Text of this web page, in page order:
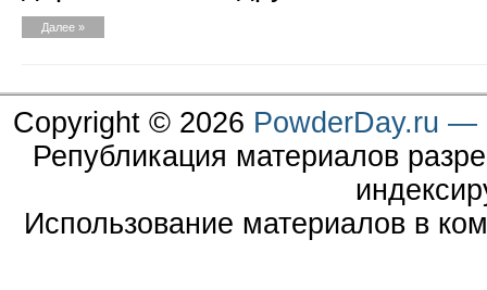
Далее »
Copyright © 2026 PowderDay.ru —
Републикация материалов
Использование материалов в